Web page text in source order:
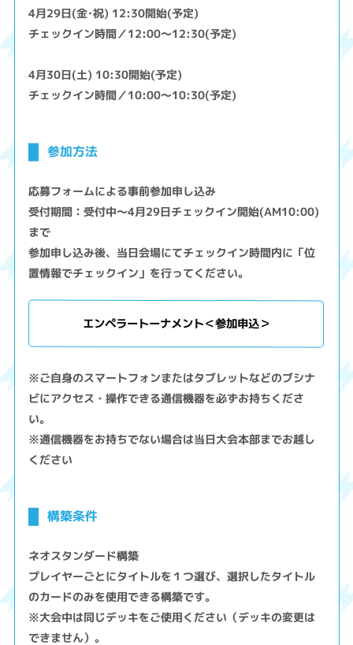
4月29日(金･祝) 12:30開始(予定)
チェックイン時間／12:00～12:30(予定)
4月30日(土) 10:30開始(予定)
チェックイン時間／10:00～10:30(予定)
参加方法
応募フォームによる事前参加申し込み
受付期間：受付中～4月29日チェックイン開始(AM10:00)
まで
参加申し込み後、当日会場にてチェックイン時間内に「位
置情報でチェックイン」を行ってください。
エンペラートーナメント＜参加申込＞
※ご自身のスマートフォンまたはタブレットなどのブシナ
ビにアクセス・操作できる通信機器を必ずお持ちくださ
い。
※通信機器をお持ちでない場合は当日大会本部までお越し
ください
構築条件
ネオスタンダード構築
プレイヤーごとにタイトルを１つ選び、選択したタイトル
のカードのみを使用できる構築です。
※大会中は同じデッキをご使用ください（デッキの変更は
できません）。